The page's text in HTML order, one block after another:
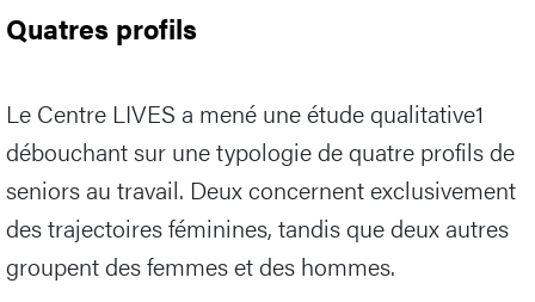
Quatres profils
Le Centre LIVES a mené une étude qualitative1
débouchant sur une typologie de quatre profils de
seniors au travail. Deux concernent exclusivement
des trajectoires féminines, tandis que deux autres
groupent des femmes et des hommes.